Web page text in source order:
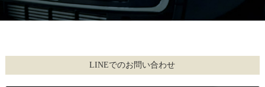
LINEでのお問い合わせ